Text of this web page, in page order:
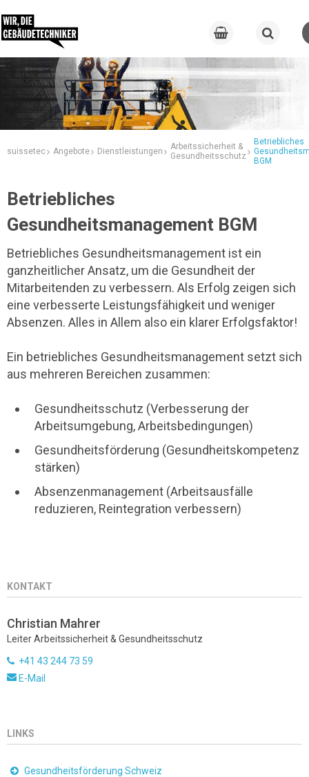
suissetec Angebote Dienstleistungen
Arbeitssicherheit &
Gesundheitsschutz
Betriebliches
BGM
Betriebliches
Gesundheitsmanagement BGM
Betriebliches Gesundheitsmanagement ist ein
ganzheitlicher Ansatz, um die Gesundheit der
Mitarbeitenden zu verbessern. Als Erfolg zeigen sich
eine verbesserte Leistungsfähigkeit und weniger
Absenzen. Alles in Allem also ein klarer Erfolgsfaktor!
Ein betriebliches Gesundheitsmanagement setzt sich
aus mehreren Bereichen zusammen:
Gesundheitsschutz (Verbesserung der
Arbeitsumgebung, Arbeitsbedingungen)
Gesundheitsförderung (Gesundheitskompetenz
stärken)
Absenzenmanagement (Arbeitsausfälle
reduzieren, Reintegration verbessern)
KONTAKT
Christian Mahrer
Leiter Arbeitssicherheit & Gesundheitsschutz
+41 43 244 73 59
E-Mail
LINKS
Gesundheitsförderung Schweiz